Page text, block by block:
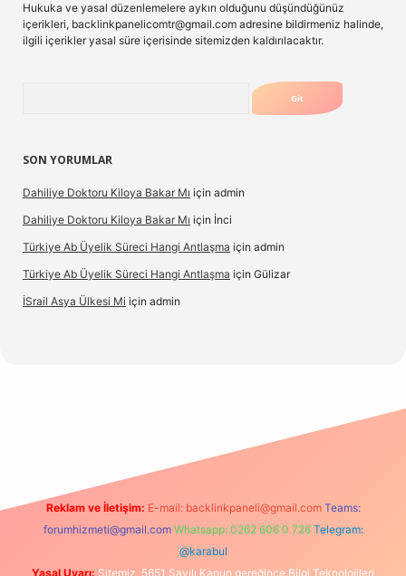
Hukuka ve yasal düzenlemelere aykırı olduğunu düşündüğünüz
içerikleri, backlinkpanelicomtr@gmail.com adresine bildirmeniz halinde,
ilgili içerikler yasal süre içerisinde sitemizden kaldırılacaktır.
SON YORUMLAR
Dahiliye Doktoru Kiloya Bakar Mı için admin
Dahiliye Doktoru Kiloya Bakar Mı için İnci
Türkiye Ab Üyelik Süreci Hangi Antlaşma için admin
Türkiye Ab Üyelik Süreci Hangi Antlaşma için Gülizar
İSrail Asya Ülkesi Mi için admin
Reklam ve İletişim: E-mail: backlinkpaneli@gmail.com Teams:
forumhizmeti@gmail.com Whatsapp: 0262 606 0 726 Telegram:
@karabul
Yasal Uyarı: Sitemiz, 5651 Sayılı Kanun gereğince Bilgi Teknolojileri